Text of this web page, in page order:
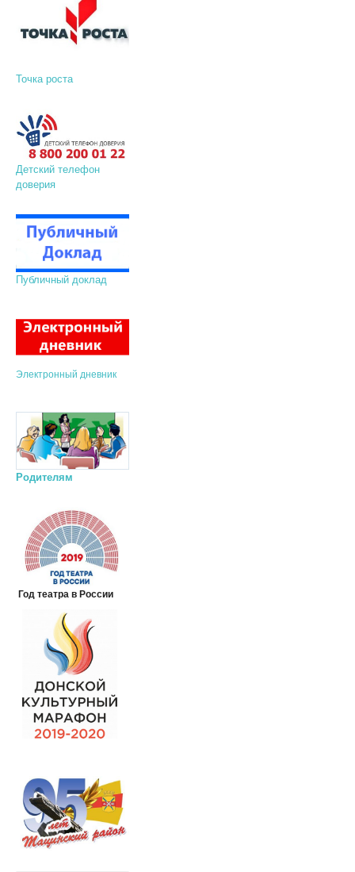
Точка роста
Детский телефон
доверия
Публичный доклад
Электронный дневник
Родителям
Год театра в России